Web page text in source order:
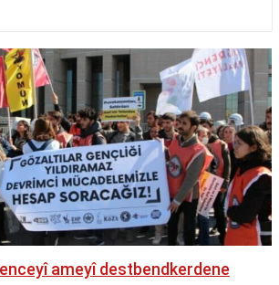
ameyî destbendkerdene